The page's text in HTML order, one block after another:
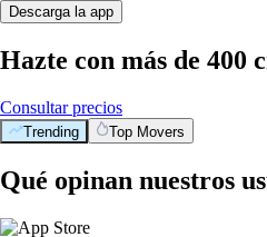
Descarga la app
Hazte con más de 400
Consultar precios
Trending Top Movers
Qué opinan nuestros